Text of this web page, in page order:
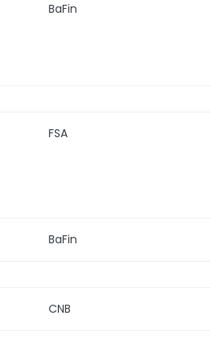
BaFin
FSA
BaFin
CNB